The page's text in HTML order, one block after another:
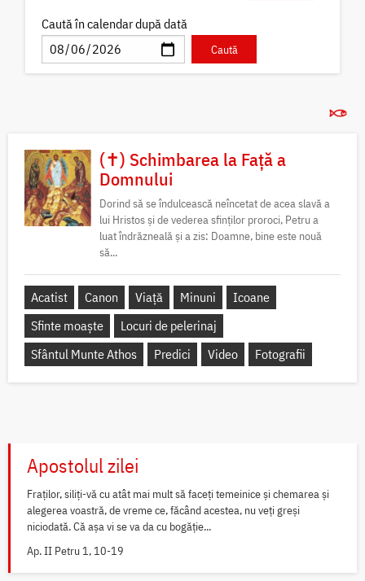
Caută în calendar după dată
(✝) Schimbarea la Față a
Domnului
Dorind să se îndulcească neîncetat de acea slavă a
lui Hristos și de vederea sfinților proroci, Petru a
luat îndrăzneală și a zis: Doamne, bine este nouă
să...
Acatist Canon Viață Minuni
Icoane
Sfinte moaște
Locuri de pelerinaj
Sfântul Munte Athos
Predici Video Fotografii
Apostolul zilei
Fraților, siliți-vă cu atât mai mult să faceți temeinice și chemarea și
alegerea voastră, de vreme ce, făcând acestea, nu veți greși
niciodată. Că așa vi se va da cu bogăție...
Ap. II Petru 1, 10-19